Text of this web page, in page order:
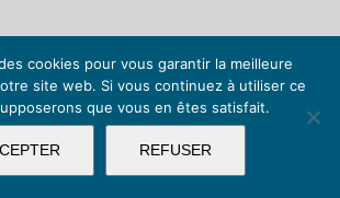
cookies pour vous garantir la meilleure
site web. Si vous continuez à utiliser ce
que vous en êtes satisfait.
REFUSER